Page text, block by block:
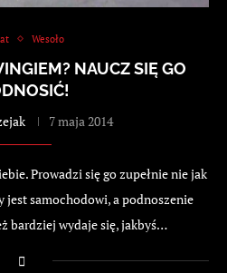
Wesoło
NAUCZ SIĘ GO
7 maja 2014
Prowadzi się go zupełnie nie jak
samochodowi, a podnoszenie
bardziej wydaje się, jakbyś…